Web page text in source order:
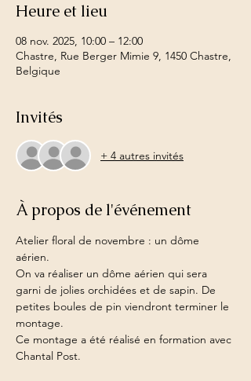
Heure et lieu
08 nov. 2025, 10:00 – 12:00
Chastre, Rue Berger Mimie 9, 1450 Chastre,
Belgique
Invités
+ 4 autres invités
À propos de l'événement
Atelier floral de novembre : un dôme
aérien.
On va réaliser un dôme aérien qui sera
garni de jolies orchidées et de sapin. De
petites boules de pin viendront terminer le
montage.
Ce montage a été réalisé en formation avec
Chantal Post.